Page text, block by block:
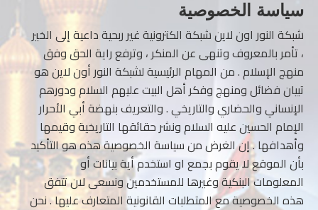
سياسة الخصوصية
شبكة النور اون لاين شبكة الكترونية غير ربحية داعية إلى الخير
، تأمر بالمعروف وتنهى عن المنكر ، وترفع راية الحق وفق
منهج الإسلام . من المهام الرئيسية لشبكة النور أون لاين هو
تبيان فضائل ومنهج وفكر أهل البيت عليهم السلام ودورهم
الإنساني والحضاري والتاريخي . والتعريف بنهضة أبي الأحرار
الإمام الحسين عليه السلام ونشر حقائقها التاريخية وقيمها
وأهدافها . إن الغرض من سياسة الخصوصية هذه هو التأكيد
بأن الموقع لا يقوم بجمع او استخدم أية بيانات أو
المعلومات البنكية وغيرها للمستخدمين ونسعى لان تتفق
هذه الخصوصية مع المتطلبات القانونية المتعارف عليها . نحن